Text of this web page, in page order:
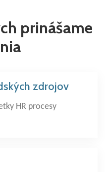
prinášame
zdrojov
HR procesy